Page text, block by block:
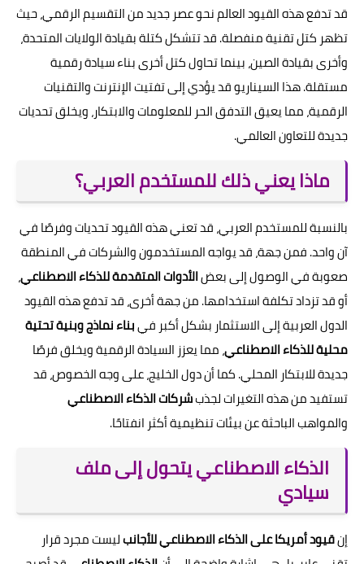
قد تدفع هذه القيود العالم نحو عصر جديد من التقسيم الرقمي، حيث
تظهر كتل تقنية منفصلة. قد تتشكل كتلة بقيادة الولايات المتحدة،
وأخرى بقيادة الصين، بينما تحاول كتل أخرى بناء سيادة رقمية
مستقلة. هذا السيناريو قد يؤدي إلى تفتيت الإنترنت والتقنيات
الرقمية، مما يعيق التدفق الحر للمعلومات والابتكار، ويخلق تحديات
جديدة للتعاون العالمي.
ماذا يعني ذلك للمستخدم العربي؟
بالنسبة للمستخدم العربي، قد تعني هذه القيود تحديات وفرصًا في
آن واحد. فمن جهة، قد يواجه المستخدمون والشركات في المنطقة
صعوبة في الوصول إلى بعضالأدوات المتقدمة للذكاء الاصطناعي،
أو قد تزداد تكلفة استخدامها. من جهة أخرى، قد تدفع هذه القيود
الدول العربية إلى الاستثمار بشكل أكبر فيبناء نماذج وبنية تحتية
محلية للذكاء الاصطناعي، مما يعزز السيادة الرقمية ويخلق فرصًا
جديدة للابتكار المحلي. كما أن دول الخليج، على وجه الخصوص، قد
تستفيد من هذه التغيرات لجذبشركات الذكاء الاصطناعي
والمواهب الباحثة عن بيئات تنظيمية أكثر انفتاحًا.
الذكاء الاصطناعي يتحول إلى ملف
سيادي
إنقيود أمريكا على الذكاء الاصطناعي للأجانبليست مجرد قرار